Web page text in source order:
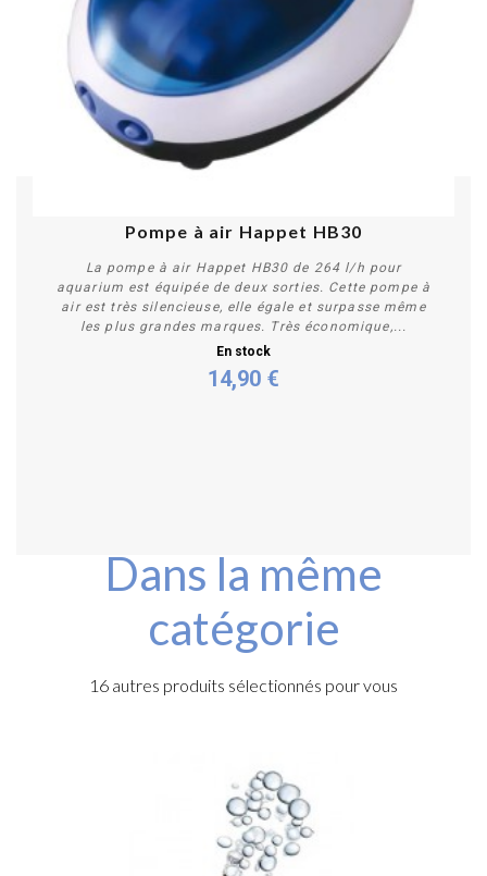
Pompe à air Happet HB30
La pompe à air Happet HB30 de 264 l/h pour
aquarium est équipée de deux sorties. Cette pompe à
air est très silencieuse, elle égale et surpasse même
les plus grandes marques. Très économique,...
En stock
14,90 €
Dans la même
catégorie
16 autres produits sélectionnés pour vous